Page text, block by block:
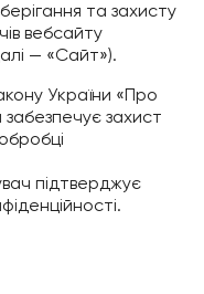
та захисту
вебсайту
— «Сайт»).
України «Про
захист
підтверджує